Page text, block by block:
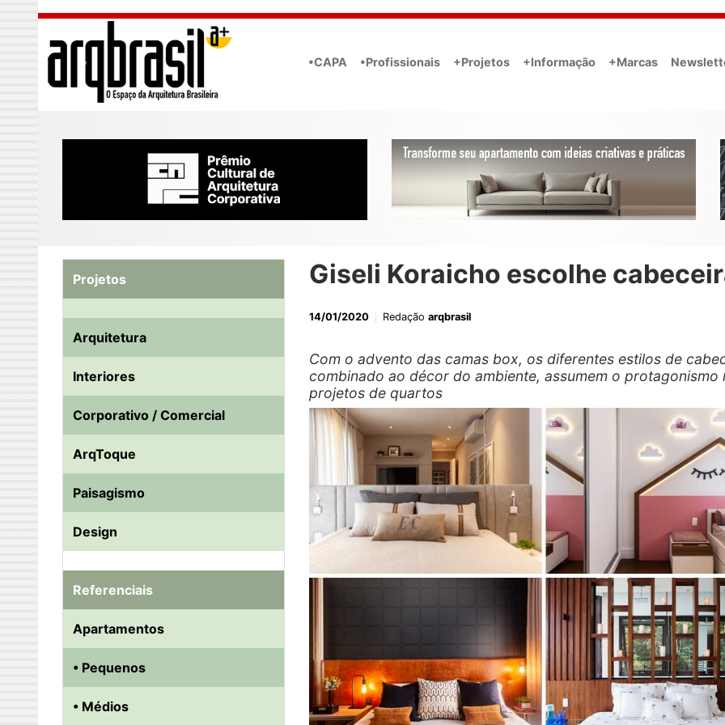
Skip to main content
•CAPA •Profissionais +Projetos +Informação +Marcas
Giseli Koraicho escolhe
14/01/2020 Redação arqbrasil
Com o advento das camas box, os diferentes estilos de
combinado ao décor do ambiente, assumem o protagonismo
projetos de quartos
Projetos
Arquitetura
Interiores
Corporativo / Comercial
ArqToque
Paisagismo
Design
Referenciais
Apartamentos
• Pequenos
• Médios